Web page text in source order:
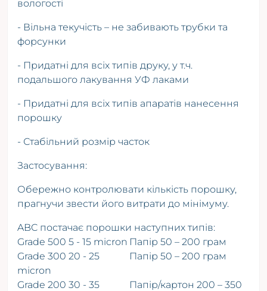
вологості
- Вільна текучість – не забивають трубки та
форсунки
- Придатні для всіх типів друку, у т.ч.
подальшого лакування УФ лаками
- Придатні для всіх типів апаратів нанесення
порошку
- Стабільний розмір часток
Застосування:
Обережно контролювати кількість порошку,
прагнучи звести його витрати до мінімуму.
ABC постачає порошки наступних типів:
Grade 500 5 - 15 micron Папір 50 – 200 грам
Grade 300 20 - 25
micron
Папір 50 – 200 грам
Grade 200 30 - 35
Папір/картон 200 – 350